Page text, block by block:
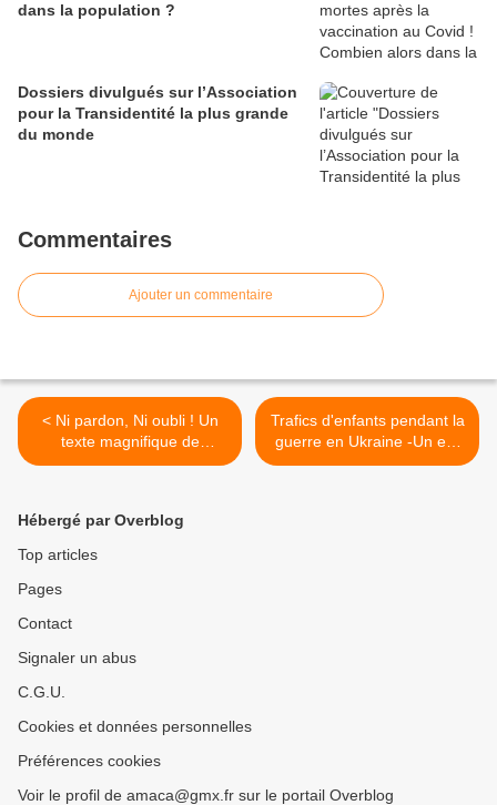
dans la population ?
Dossiers divulgués sur l’Association
pour la Transidentité la plus grande
du monde
Commentaires
Ajouter un commentaire
< Ni pardon, Ni oubli ! Un
texte magnifique de
Sébastien Recchia, à
Trafics d'enfants pendant la
guerre en Ukraine -Un ex-
agent des services secrets
Hébergé par Overblog
Top articles
Pages
Contact
Signaler un abus
C.G.U.
Cookies et données personnelles
Préférences cookies
Voir le profil de amaca@gmx.fr sur le portail Overblog